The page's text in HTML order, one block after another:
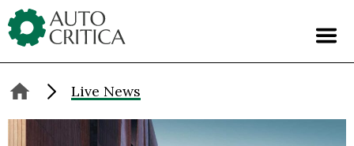
Skip
to
content
Live News